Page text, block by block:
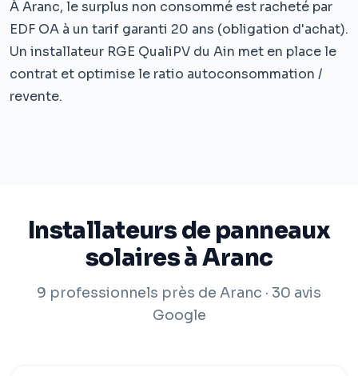
À Aranc, le surplus non consommé est racheté par
EDF OA à un tarif garanti 20 ans (obligation d'achat).
Un installateur RGE QualiPV du Ain met en place le
contrat et optimise le ratio autoconsommation /
revente.
Installateurs de panneaux
solaires à Aranc
9 professionnels près de Aranc · 30 avis
Google